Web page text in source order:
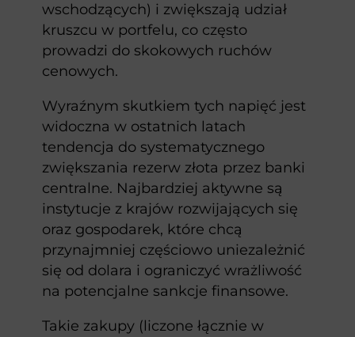
wschodzących) i zwiększają udział
kruszcu w portfelu, co często
prowadzi do skokowych ruchów
cenowych.
Wyraźnym skutkiem tych napięć jest
widoczna w ostatnich latach
tendencja do systematycznego
zwiększania rezerw złota przez banki
centralne. Najbardziej aktywne są
instytucje z krajów rozwijających się
oraz gospodarek, które chcą
przynajmniej częściowo uniezależnić
się od dolara i ograniczyć wrażliwość
na potencjalne sankcje finansowe.
Takie zakupy (liczone łącznie w